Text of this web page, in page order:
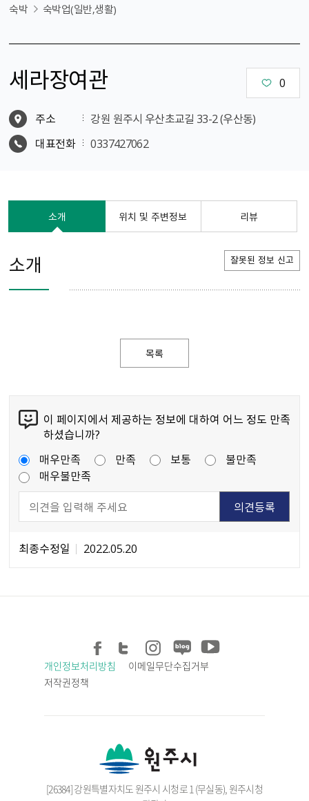
숙박 숙박업(일반,생활)
세라장여관 0
주소
강원 원주시 우산초교길 33-2 (우산동)
대표전화
0337427062
소개 위치 및 주변정보 리뷰
소개 잘못된 정보 신고
목록
이 페이지에서 제공하는 정보에 대하여 어느 정도 만족
하셨습니까?
매우만족
만족 보통
불만족
매우불만족
최종수정일 2022.05.20
개인정보처리방침
이메일무단수집거부
저작권정책
[26384] 강원특별자치도 원주시 시청로 1 (무실동), 원주시청